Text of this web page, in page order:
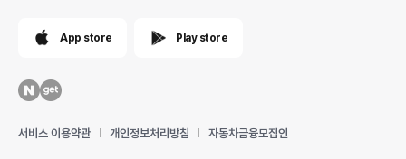
App store Play store
서비스 이용약관 개인정보처리방침 자동차금융모집인